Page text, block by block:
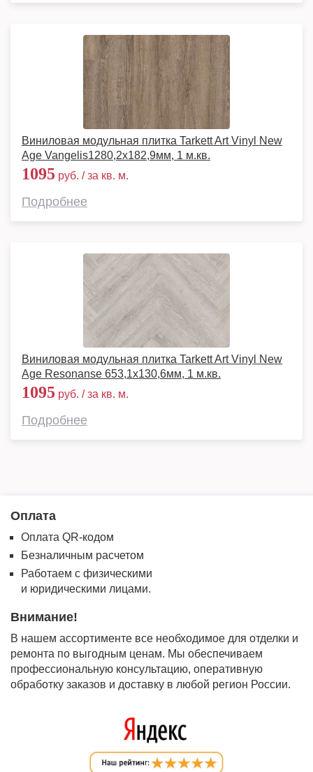
Виниловая модульная плитка Tarkett Art Vinyl New
Age Vangelis1280,2х182,9мм, 1 м.кв.
1095 руб. / за кв. м.
Подробнее
Виниловая модульная плитка Tarkett Art Vinyl New
Age Resonanse 653,1х130,6мм, 1 м.кв.
1095 руб. / за кв. м.
Подробнее
Оплата
Оплата QR-кодом
Безналичным расчетом
Работаем с физическими
и юридическими лицами.
Внимание!
В нашем ассортименте все необходимое для отделки и
ремонта по выгодным ценам. Мы обеспечиваем
профессиональную консультацию, оперативную
обработку заказов и доставку в любой регион России.